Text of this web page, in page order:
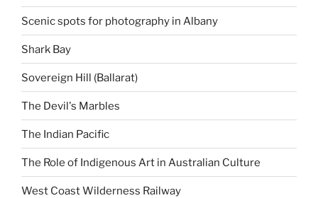
Scenic spots for photography in Albany
Shark Bay
Sovereign Hill (Ballarat)
The Devil's Marbles
The Indian Pacific
The Role of Indigenous Art in Australian Culture
West Coast Wilderness Railway